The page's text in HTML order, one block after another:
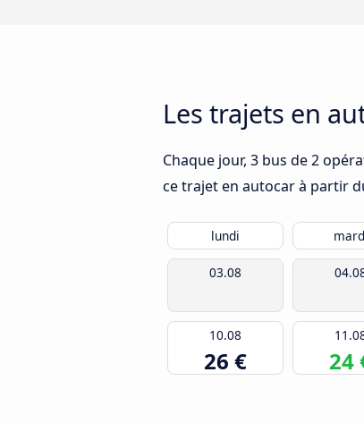
Les trajets en
Chaque jour, 3 bus de 2
ce trajet en autocar à partir
lundi
03.08
10.08
26 € 24